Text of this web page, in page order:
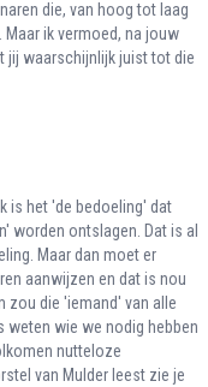
die, van hoog tot laag
ik vermoed, na jouw
jij waarschijnlijk juist tot die
is het 'de bedoeling' dat
worden ontslagen. Dat is al
Maar dan moet er
aanwijzen en dat is nou
zou die 'iemand' van alle
weten wie we nodig hebben
nutteloze
van Mulder leest zie je